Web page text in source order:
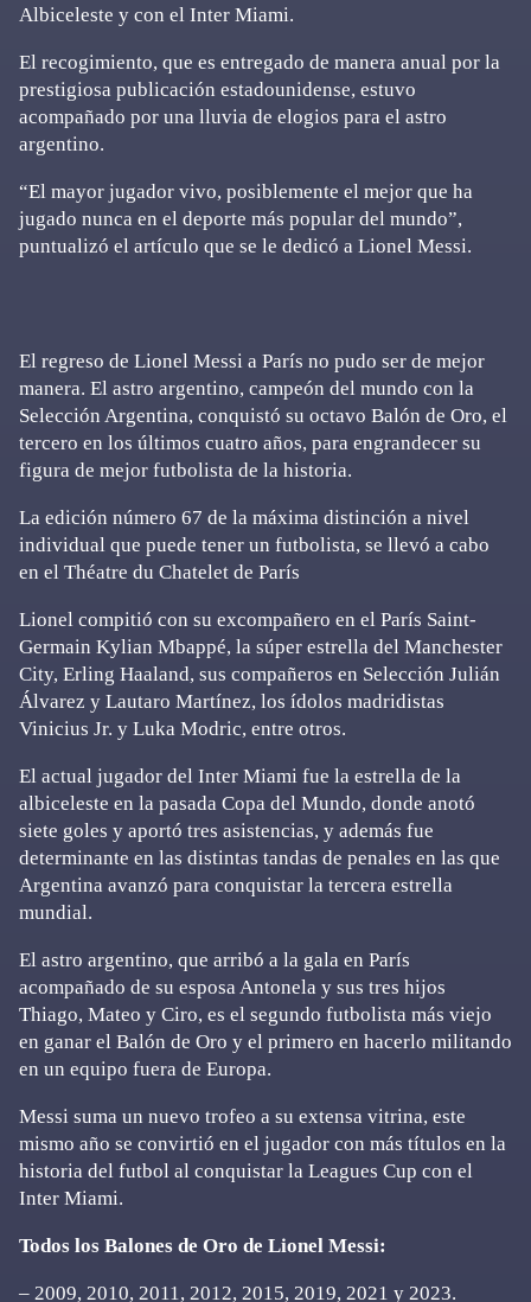
Albiceleste y con el Inter Miami.
El recogimiento, que es entregado de manera anual por la
prestigiosa publicación estadounidense, estuvo
acompañado por una lluvia de elogios para el astro
argentino.
“El mayor jugador vivo, posiblemente el mejor que ha
jugado nunca en el deporte más popular del mundo”,
puntualizó el artículo que se le dedicó a Lionel Messi.
El regreso de Lionel Messi a París no pudo ser de mejor
manera. El astro argentino, campeón del mundo con la
Selección Argentina, conquistó su octavo Balón de Oro, el
tercero en los últimos cuatro años, para engrandecer su
figura de mejor futbolista de la historia.
La edición número 67 de la máxima distinción a nivel
individual que puede tener un futbolista, se llevó a cabo
en el Théatre du Chatelet de París
Lionel compitió con su excompañero en el París Saint-
Germain Kylian Mbappé, la súper estrella del Manchester
City, Erling Haaland, sus compañeros en Selección Julián
Álvarez y Lautaro Martínez, los ídolos madridistas
Vinicius Jr. y Luka Modric, entre otros.
El actual jugador del Inter Miami fue la estrella de la
albiceleste en la pasada Copa del Mundo, donde anotó
siete goles y aportó tres asistencias, y además fue
determinante en las distintas tandas de penales en las que
Argentina avanzó para conquistar la tercera estrella
mundial.
El astro argentino, que arribó a la gala en París
acompañado de su esposa Antonela y sus tres hijos
Thiago, Mateo y Ciro, es el segundo futbolista más viejo
en ganar el Balón de Oro y el primero en hacerlo militando
en un equipo fuera de Europa.
Messi suma un nuevo trofeo a su extensa vitrina, este
mismo año se convirtió en el jugador con más títulos en la
historia del futbol al conquistar la Leagues Cup con el
Inter Miami.
Todos los Balones de Oro de Lionel Messi:
– 2009, 2010, 2011, 2012, 2015, 2019, 2021 y 2023.